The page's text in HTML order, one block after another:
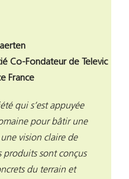
Co-Fondateur de Televic
France
qui s’est appuyée
pour bâtir une
vision claire de
produits sont conçus
du terrain et